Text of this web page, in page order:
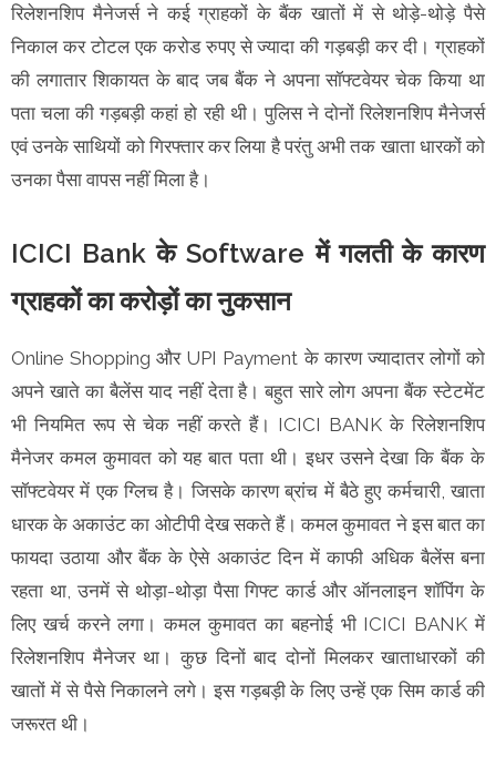
रिलेशनशिप मैनेजर्स ने कई ग्राहकों के बैंक खातों में से थोड़े-थोड़े पैसे
निकाल कर टोटल एक करोड रुपए से ज्यादा की गड़बड़ी कर दी। ग्राहकों
की लगातार शिकायत के बाद जब बैंक ने अपना सॉफ्टवेयर चेक किया था
पता चला की गड़बड़ी कहां हो रही थी। पुलिस ने दोनों रिलेशनशिप मैनेजर्स
एवं उनके साथियों को गिरफ्तार कर लिया है परंतु अभी तक खाता धारकों को
उनका पैसा वापस नहीं मिला है।
ICICI Bank के Software में गलती के कारण
ग्राहकों का करोड़ों का नुकसान
Online Shopping और UPI Payment के कारण ज्यादातर लोगों को
अपने खाते का बैलेंस याद नहीं देता है। बहुत सारे लोग अपना बैंक स्टेटमेंट
भी नियमित रूप से चेक नहीं करते हैं। ICICI BANK के रिलेशनशिप
मैनेजर कमल कुमावत को यह बात पता थी। इधर उसने देखा कि बैंक के
सॉफ्टवेयर में एक ग्लिच है। जिसके कारण ब्रांच में बैठे हुए कर्मचारी, खाता
धारक के अकाउंट का ओटीपी देख सकते हैं। कमल कुमावत ने इस बात का
फायदा उठाया और बैंक के ऐसे अकाउंट दिन में काफी अधिक बैलेंस बना
रहता था, उनमें से थोड़ा-थोड़ा पैसा गिफ्ट कार्ड और ऑनलाइन शॉपिंग के
लिए खर्च करने लगा। कमल कुमावत का बहनोई भी ICICI BANK में
रिलेशनशिप मैनेजर था। कुछ दिनों बाद दोनों मिलकर खाताधारकों की
खातों में से पैसे निकालने लगे। इस गड़बड़ी के लिए उन्हें एक सिम कार्ड की
जरूरत थी।